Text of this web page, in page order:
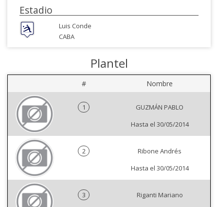
Estadio
Luis Conde
CABA
Plantel
# Nombre
1
GUZMÁN PABLO
Hasta el 30/05/2014
2
Ribone Andrés
Hasta el 30/05/2014
3
Riganti Mariano